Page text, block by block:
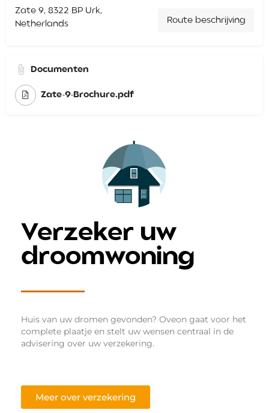
Zate 9, 8322 BP Urk,
Netherlands
Route beschrijving
Documenten
Zate-9-Brochure.pdf
Verzeker uw
droomwoning
Huis van uw dromen gevonden? Oveon gaat voor het
complete plaatje en stelt uw wensen centraal in de
advisering over uw verzekering.
Meer over verzekering